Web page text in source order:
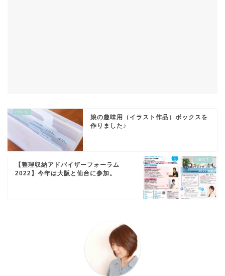
娘の趣味用（イラスト作品）ボックスを
作りました♪
【整理収納アドバイザーフォーラム
2022】今年は大阪と仙台に参加。